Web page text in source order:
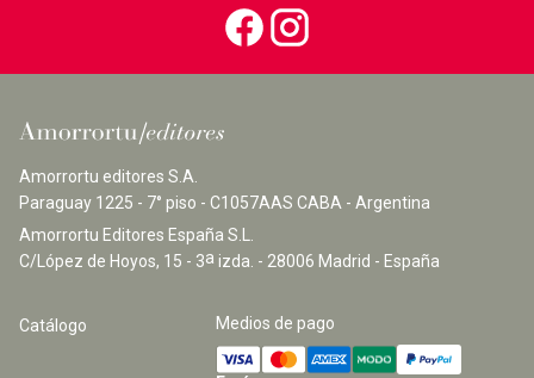
Amorrortu editores S.A.
Paraguay 1225 - 7° piso - C1057AAS CABA - Argentina
Amorrortu Editores España S.L.
C/López de Hoyos, 15 - 3a izda. - 28006 Madrid - España
Catálogo Medios de pago